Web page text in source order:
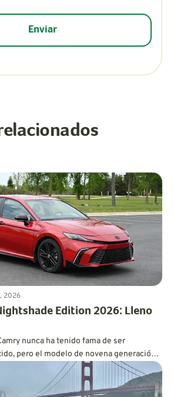
2026
Edition 2026: Lleno
nunca ha tenido fama de ser
pero el modelo de novena generación
que cabría esperar, y también es
en cuanto a consumo de combustible.